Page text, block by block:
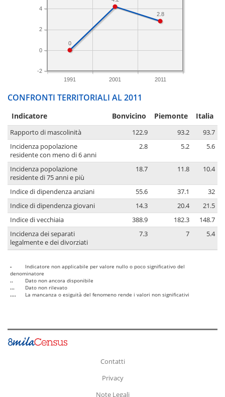
1991 2001 2011
-2
0
2
4
2.8
0
CONFRONTI TERRITORIALI AL 2011
Indicatore Bonvicino Piemonte Italia
Rapporto di mascolinità 122.9 93.2
93.7
Incidenza popolazione
residente con meno di 6 anni
2.8 5.2 5.6
Incidenza popolazione
residente di 75 anni e più
18.7 11.8 10.4
Indice di dipendenza anziani 55.6 37.1
32
Indice di dipendenza giovani
14.3 20.4
21.5
Indice di vecchiaia
388.9 182.3
148.7
Incidenza dei separati
legalmente e dei divorziati
7.3 7 5.4
-
Indicatore non applicabile per valore nullo o poco significativo del
denominatore
..
Dato non ancora disponibile
...
Dato non rilevato
....
La mancanza o esiguità del fenomeno rende i valori non significativi
Contatti
Privacy
Note Legali